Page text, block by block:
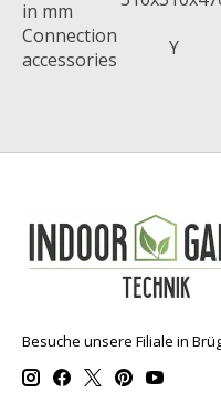
in mm
Connection
accessories
Y
Besuche unsere Filiale in